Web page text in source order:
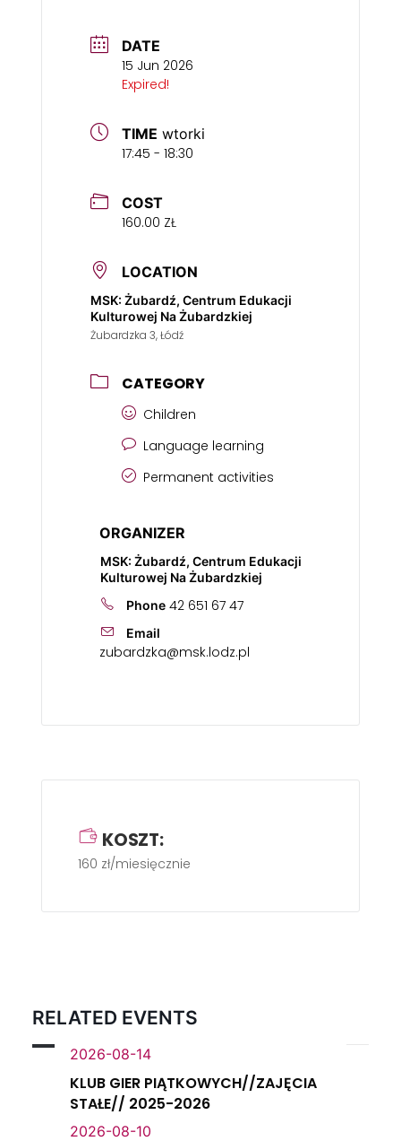
DATE
15 Jun 2026
Expired!
TIME wtorki
17:45 - 18:30
COST
160.00 ZŁ
LOCATION
MSK: Żubardź, Centrum Edukacji
Kulturowej Na Żubardzkiej
Żubardzka 3, Łódź
CATEGORY
Children
Language learning
Permanent activities
ORGANIZER
MSK: Żubardź, Centrum Edukacji
Kulturowej Na Żubardzkiej
Phone 42 651 67 47
Email
zubardzka@msk.lodz.pl
KOSZT:
160 zł/miesięcznie
RELATED EVENTS
2026-08-14
KLUB GIER PIĄTKOWYCH//ZAJĘCIA
STAŁE// 2025-2026
2026-08-10